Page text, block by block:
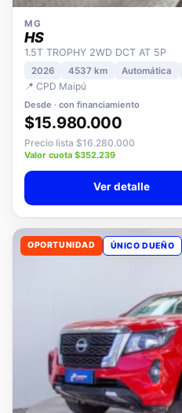
MG
HS
1.5T TROPHY 2WD DCT AT 5P
2026 4537 km
📍 CPD Maipú
Desde · con financiamiento
$15.980.000
Precio lista $16.280.000
Valor cuota $352.239
OPORTUNIDAD